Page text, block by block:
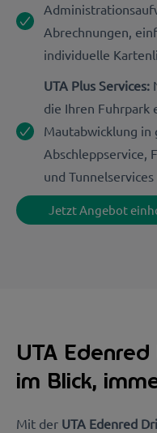
Abrechnungen,
individuelle
UTA Plus Services:
die Ihren Fuhrpark
Mautabwicklung in
Abschleppservice,
und
Jetzt Angebot
UTA
im Blick,
Mit der UTA Edenred